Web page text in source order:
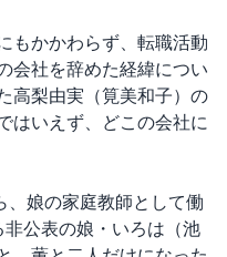
もかかわらず、転職活動
会社を辞めた経緯につい
高梨由実（筧美和子）の
はいえず、どこの会社に
、娘の家庭教師として働
公表の娘・いろは（池